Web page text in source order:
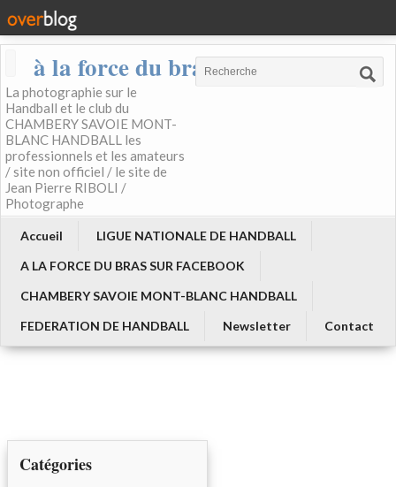
à la force du bras
La photographie sur le
Handball et le club du
CHAMBERY SAVOIE MONT-
BLANC HANDBALL les
professionnels et les amateurs
/ site non officiel / le site de
Jean Pierre RIBOLI /
Photographe
Accueil
LIGUE NATIONALE DE HANDBALL
A LA FORCE DU BRAS SUR FACEBOOK
CHAMBERY SAVOIE MONT-BLANC HANDBALL
FEDERATION DE HANDBALL
Newsletter Contact
Catégories